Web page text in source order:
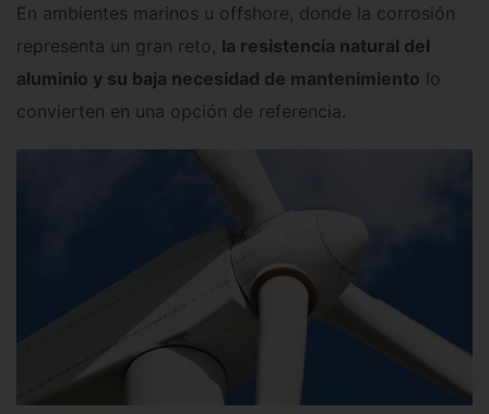
En ambientes marinos u offshore, donde la corrosión
representa un gran reto, la resistencia natural del
aluminio y su baja necesidad de mantenimiento lo
convierten en una opción de referencia.